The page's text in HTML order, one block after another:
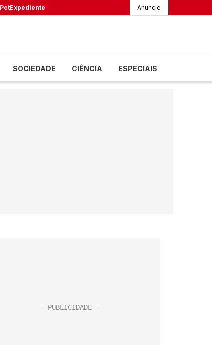
PetExpediente Anuncie
SOCIEDADE CIÊNCIA ESPECIAIS